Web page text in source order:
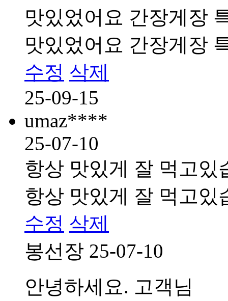
맛있었어요 간장게장
맛있었어요 간장게장
수정 삭제
25-09-15
umaz****
25-07-10
항상 맛있게 잘 먹고있
항상 맛있게 잘 먹고있
수정 삭제
봉선장 25-07-10
안녕하세요. 고객님